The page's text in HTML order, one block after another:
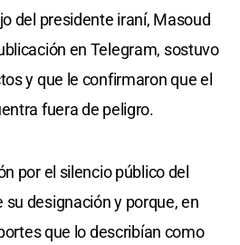
del presidente iraní, Masoud
en Telegram, sostuvo
y que le confirmaron que el
fuera de peligro.
por el silencio público del
designación y porque, en
que lo describían como